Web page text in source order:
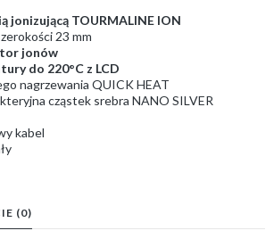
jonizującą TOURMALINE ION
23 mm
jonów
do 220°C z LCD
nagrzewania QUICK HEAT
cząstek srebra NANO SILVER
kabel
(0)